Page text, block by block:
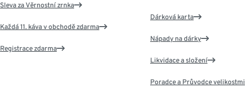
Sleva za Věrnostní zrnka
Každá 11. káva v obchodě zdarma
Registrace zdarma
Dárková karta
Nápady na dárky
Likvidace a složení
Poradce a Průvodce velikostmi